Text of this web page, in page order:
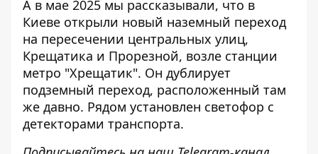
А в мае 2025 мы рассказывали, что в
Киеве открыли новый наземный переход
на пересечении центральных улиц,
Крещатика и Прорезной, возле станции
метро "Хрещатик". Он дублирует
подземный переход, расположенный там
же давно. Рядом установлен светофор с
детекторами транспорта.